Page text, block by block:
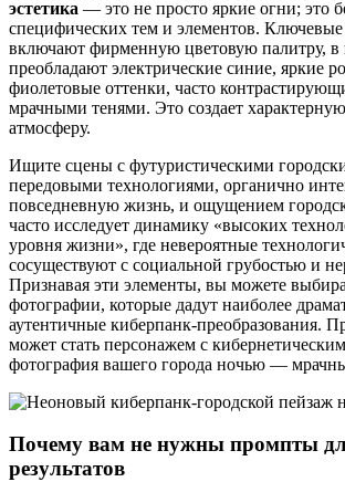
эстетика — это не просто яркие огни; это
специфических тем и элементов.
включают фирменную цветовую палитру, в
преобладают электрические синие, яркие
фиолетовые оттенки, часто
мрачными тенями. Это создает
атмосферу.
Ищите сцены с футуристическими
передовыми технологиями, органично
повседневную жизнь, и ощущением
часто исследует динамику «высоких
уровня жизни», где невероятные
сосуществуют с социальной грубостью и
Признавая эти элементы, вы можете
фотографии, которые дадут наиболее
аутентичные киберпанк-преобразования.
может стать персонажем с
фотография вашего города ночью —
Почему вам не нужны промпты
результатов